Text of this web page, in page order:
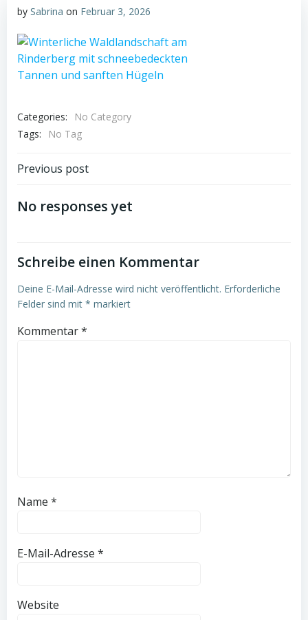
by Sabrina on Februar 3, 2026
Categories:
No Category
Tags:
No Tag
Post
navigation
Previous post
No responses yet
Schreibe einen Kommentar
Deine E-Mail-Adresse wird nicht veröffentlicht. Erforderliche
Felder sind mit * markiert
Kommentar*
Name *
E-Mail-Adresse *
Website